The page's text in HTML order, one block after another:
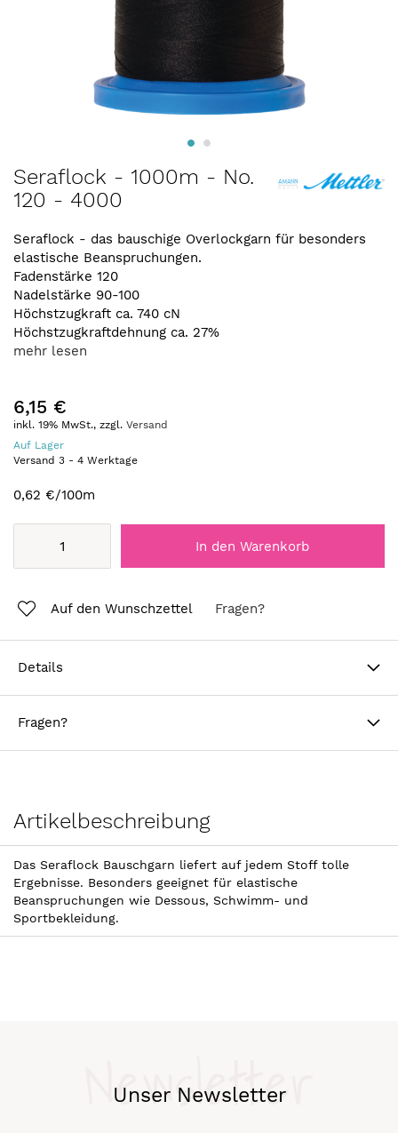
Anfang
der
springen
Seraflock - 1000m - No.
120 - 4000
Seraflock - das bauschige Overlockgarn für besonders
elastische Beanspruchungen.
Fadenstärke 120
Nadelstärke 90-100
Höchstzugkraft ca. 740 cN
Höchstzugkraftdehnung ca. 27%
mehr lesen
6,15 €
inkl. 19% MwSt., zzgl. Versand
Auf Lager
Versand 3 - 4 Werktage
0,62 €/100m
In den Warenkorb
Auf den Wunschzettel Fragen?
Details
Fragen?
Artikelbeschreibung
Das Seraflock Bauschgarn liefert auf jedem Stoff tolle
Ergebnisse. Besonders geeignet für elastische
Beanspruchungen wie Dessous, Schwimm- und
Sportbekleidung.
Unser Newsletter
Newsletter